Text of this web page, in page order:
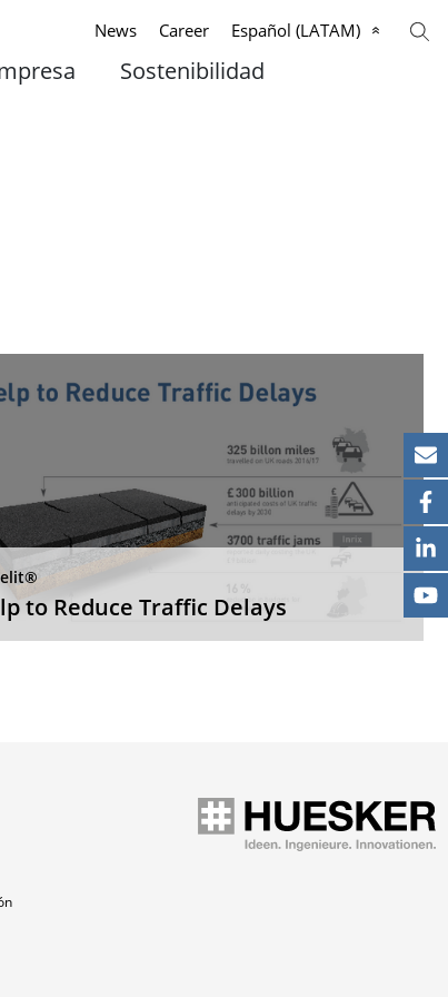
News Career Español (LATAM)
Sostenibilidad
to Reduce Traffic Delays